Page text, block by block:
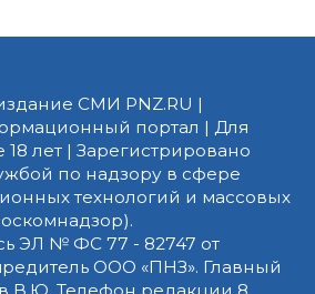
СМИ PNZ.RU |
портал | Для
18 лет | Зарегистрировано
по надзору в сфере
технологий и массовых
ЭЛ № ФС 77 - 82747 от
ООО «ПНЗ». Главный